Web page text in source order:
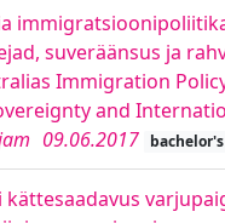
suveräänsus ja
Immigration
and
09.06.2017
kättesaadavus